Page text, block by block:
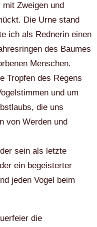
Zweigen und
Die Urne stand
ich als Rednerin einen
des Baumes
Menschen.
Tropfen des Regens
und um
die uns
von Werden und
sein als letzte
ein begeisterter
jeden Vogel beim
die